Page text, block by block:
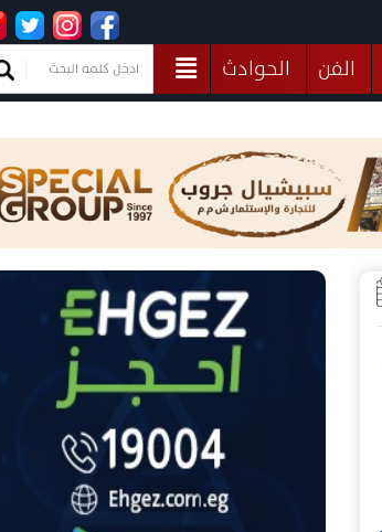
الفن
الحوادث
منوعات